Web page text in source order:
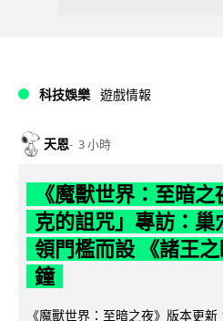
科技娛樂 遊戲情報
天恩 3 小時
《魔獸世界：至暗
克的詛咒」專訪：巢
領門檻而設 《諸王
鐘
《魔獸世界：至暗之夜》版本更